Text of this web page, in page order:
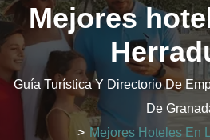
Mejores
Guía Turística Y Directorio De
De
> Mejores Hoteles En